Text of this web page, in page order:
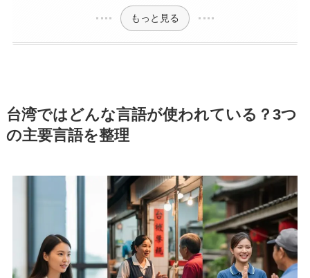
もっと見る
台湾ではどんな言語が使われている？3つ
の主要言語を整理